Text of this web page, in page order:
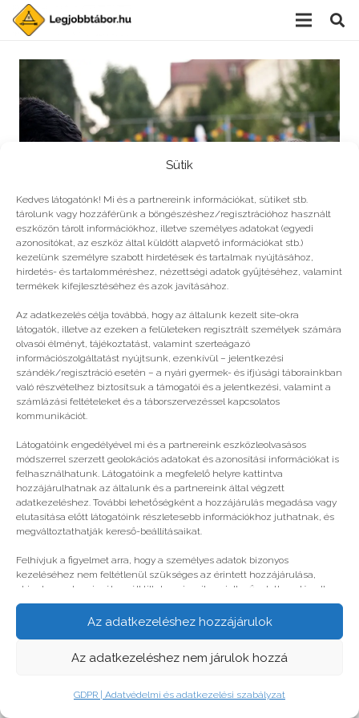
Sütik
Kedves látogatónk! Mi és a partnereink információkat, sütiket stb.
tárolunk vagy hozzáférünk a böngészéshez/regisztrációhoz használt
eszközön tárolt információkhoz, illetve személyes adatokat (egyedi
azonosítókat, az eszköz által küldött alapvető információkat stb.)
kezelünk személyre szabott hirdetések és tartalmak nyújtásához,
hirdetés- és tartalomméréshez, nézettségi adatok gyűjtéséhez, valamint
termékek kifejlesztéséhez és azok javításához.
Az adatkezelés célja továbbá, hogy az általunk kezelt site-okra
látogatók, illetve az ezeken a felületeken regisztrált személyek számára
olvasói élményt, tájékoztatást, valamint szerteágazó
információszolgáltatást nyújtsunk, ezenkívül – jelentkezési
szándék/regisztráció esetén – a nyári gyermek- és ifjúsági táborainkban
való részvételhez biztosítsuk a támogatói és a jelentkezési, valamint a
számlázási feltételeket és a táborszervezéssel kapcsolatos
kommunikációt.
Látogatóink engedélyével mi és a partnereink eszközleolvasásos
módszerrel szerzett geolokációs adatokat és azonosítási információkat is
felhasználhatunk. Látogatóink a megfelelő helyre kattintva
hozzájárulhatnak az általunk és a partnereink által végzett
adatkezeléshez. További lehetőségként a hozzájárulás megadása vagy
elutasítása előtt látogatóink részletesebb információkhoz juthatnak, és
megváltoztathatják kereső-beállításaikat.
Felhívjuk a figyelmet arra, hogy a személyes adatok bizonyos
kezeléséhez nem feltétlenül szükséges az érintett hozzájárulása,
akinek azonban jogában áll tiltakozni az ilyen jellegű adatkezelés ellen.
A beállítások csak erre a weboldalra érvényesek. Erre a webhelyre
visszatérve vagy az ADATKEZELÉSI TÁJÉKOZTATÓ, ADATVÉDELMI ÉS
Az adatkezeléshez hozzájárulok
Az adatkezeléshez nem járulok hozzá
GDPR | Adatvédelmi és adatkezelési szabályzat
Művészeti tábor filmmogulpalántáknak
© legjobbtabor.hu
GDPR | Adatvédelmi és adatkezelési szabályzat